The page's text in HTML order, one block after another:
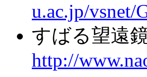
u.ac.jp/vsnet/
すばる望遠
http://